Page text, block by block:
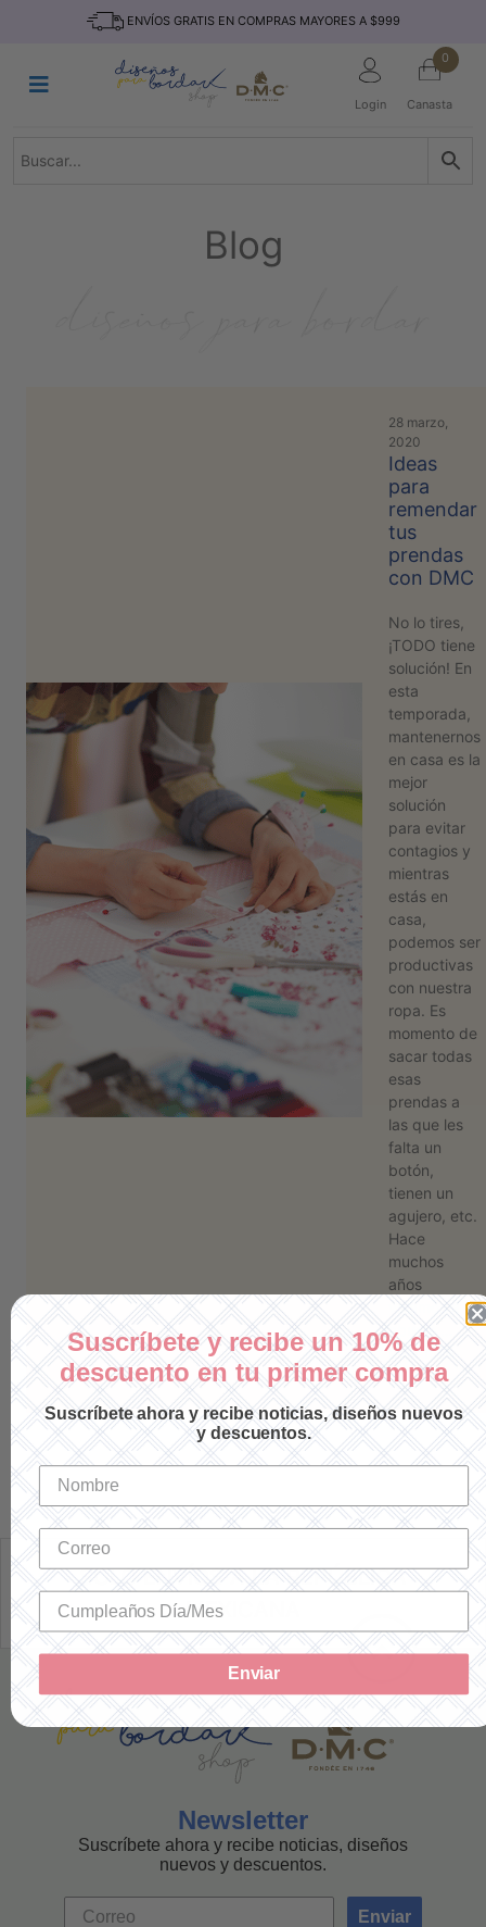
ENVÍOS GRATIS EN COMPRAS MAYORES A $999
Login
0
Canasta
TEJIDO
Políticas
Compra
2026
Diseños
Blog
28 marzo,
2020
Ideas
para
remendar
tus
prendas
con DMC
No lo tires,
¡TODO tiene
solución! En
esta
temporada,
mantenernos
en casa es la
mejor
solución
para evitar
contagios y
mientras
estás en
casa,
podemos ser
productivas
con nuestra
ropa. Es
momento de
sacar todas
esas
prendas a
las que les
falta un
botón,
tienen un
agujero, etc.
Hace
muchos
años
veíamos a la
abuela …
Leer más
SOLO ENVÍOS A LA REPÚBLICA
MEXICANA
Newsletter
Suscríbete ahora y recibe noticias, diseños
nuevos y descuentos.
Enviar
Suscríbete y recibe un 10% de
descuento en tu primer compra
Suscríbete ahora y recibe noticias, diseños nuevos
y descuentos.
Enviar